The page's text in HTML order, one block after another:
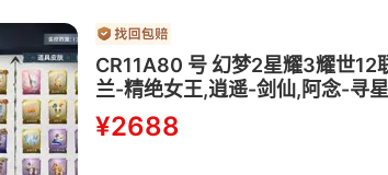
CR11A80 号 幻梦2星耀3耀世
兰-精绝女王,逍遥-剑仙,阿念-寻
爵,逍遥-莲华渡,薇薇安-圣光之
丝-梨花诗
¥2688